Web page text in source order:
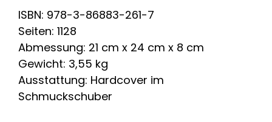
ISBN: 978-3-86883-261-7
Seiten: 1128
Abmessung: 21 cm x 24 cm x 8 cm
Gewicht: 3,55 kg
Ausstattung: Hardcover im
Schmuckschuber